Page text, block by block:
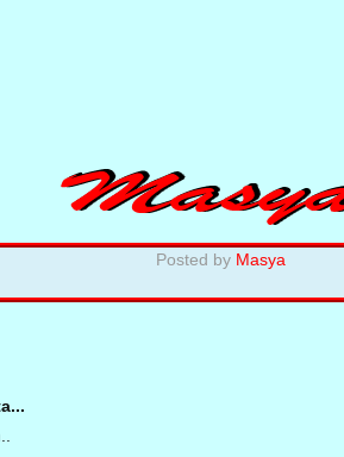
Posted by Masya